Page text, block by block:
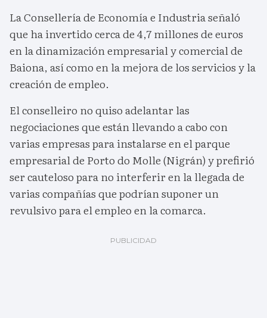
La Consellería de Economía e Industria señaló
que ha invertido cerca de 4,7 millones de euros
en la dinamización empresarial y comercial de
Baiona, así como en la mejora de los servicios y la
creación de empleo.
El conselleiro no quiso adelantar las
negociaciones que están llevando a cabo con
varias empresas para instalarse en el parque
empresarial de Porto do Molle (Nigrán) y prefirió
ser cauteloso para no interferir en la llegada de
varias compañías que podrían suponer un
revulsivo para el empleo en la comarca.